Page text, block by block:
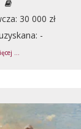
30 000 zł
-
...